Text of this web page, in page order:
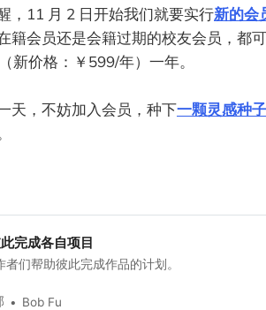
，11 月 2 日开始我们就要实行新的会
籍会员还是会籍过期的校友会员，都
新价格：￥599/年）一年。
天，不妨加入会员，种下一颗灵感种子
完成各自项目
们帮助彼此完成作品的计划。
Bob Fu